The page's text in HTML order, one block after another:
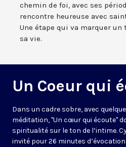
chemin de foi, avec ses
rencontre heureuse avec
Une étape qui va marquer
sa vie.
Un Coeur qui
Dans un cadre sobre, avec
méditation, "Un cœur qui écoute"
spiritualité sur le ton de l’intime.
invité pour 26 minutes d’évocation